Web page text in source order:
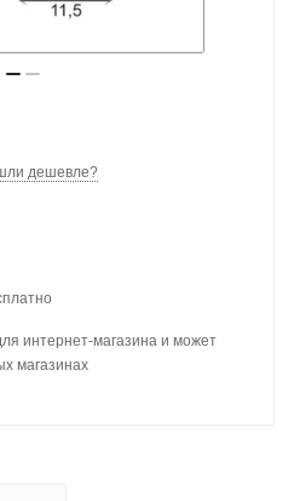
дешевле?
интернет-магазина и может
магазинах